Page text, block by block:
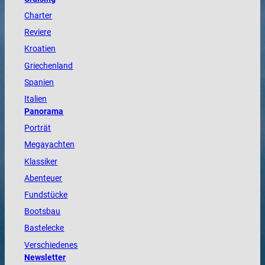
Charter
Reviere
Kroatien
Griechenland
Spanien
Italien
Panorama
Porträt
Megayachten
Klassiker
Abenteuer
Fundstücke
Bootsbau
Bastelecke
Verschiedenes
Newsletter